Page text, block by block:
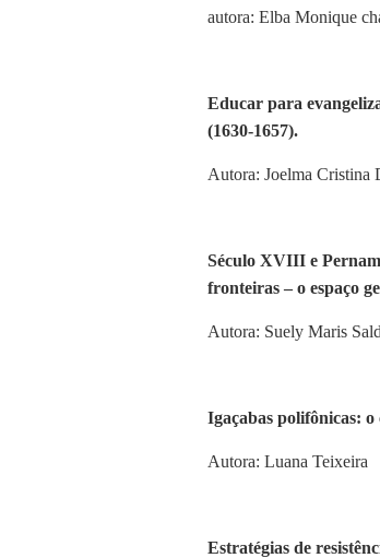
autora: Elba Monique
Educar para
(1630-1657).
Autora: Joelma Cristina
Século XVIII e
fronteiras – o espaço
Autora: Suely Maris
Igaçabas polifônicas:
Autora: Luana Teixeira
Estratégias de